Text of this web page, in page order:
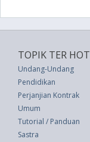
TOPIK TER HOT
Undang-Undang
Pendidikan
Perjanjian Kontrak
Umum
Tutorial / Panduan
Sastra